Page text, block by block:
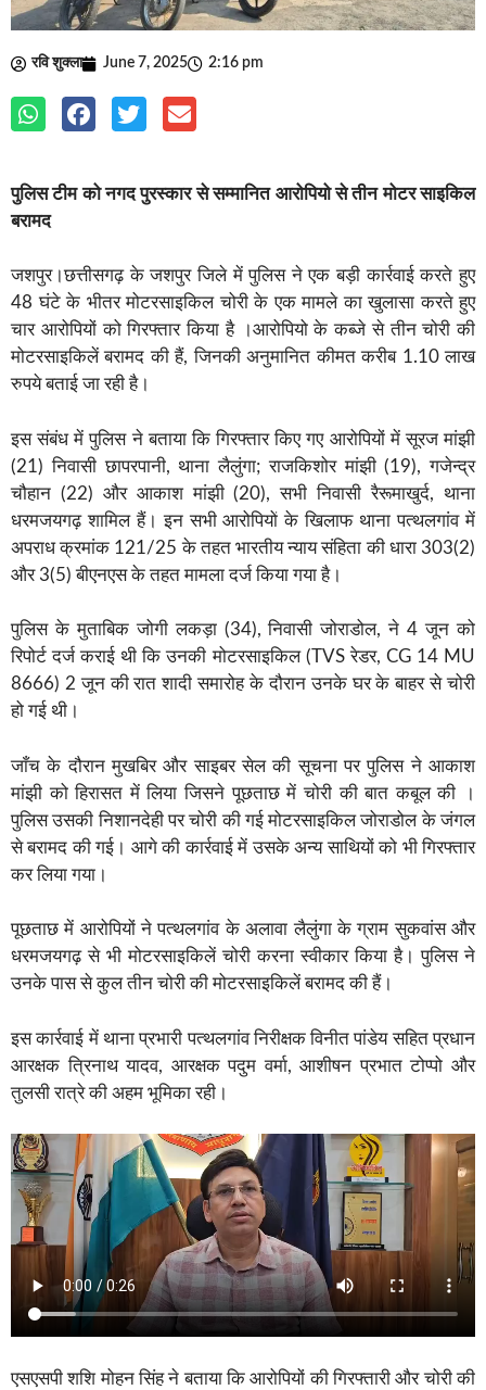
रवि शुक्ला June 7, 2025 2:16 pm
पुलिस टीम को नगद पुरस्कार से सम्मानित आरोपियो से तीन मोटर साइकिल
बरामद
जशपुर।छत्तीसगढ़ के जशपुर जिले में पुलिस ने एक बड़ी कार्रवाई करते हुए
48 घंटे के भीतर मोटरसाइकिल चोरी के एक मामले का खुलासा करते हुए
चार आरोपियों को गिरफ्तार किया है ।आरोपियो के कब्जे से तीन चोरी की
मोटरसाइकिलें बरामद की हैं, जिनकी अनुमानित कीमत करीब 1.10 लाख
रुपये बताई जा रही है।
इस संबंध में पुलिस ने बताया कि गिरफ्तार किए गए आरोपियों में सूरज मांझी
(21) निवासी छापरपानी, थाना लैलुंगा; राजकिशोर मांझी (19), गजेन्द्र
चौहान (22) और आकाश मांझी (20), सभी निवासी रैरूमाखुर्द, थाना
धरमजयगढ़ शामिल हैं। इन सभी आरोपियों के खिलाफ थाना पत्थलगांव में
अपराध क्रमांक 121/25 के तहत भारतीय न्याय संहिता की धारा 303(2)
और 3(5) बीएनएस के तहत मामला दर्ज किया गया है।
पुलिस के मुताबिक जोगी लकड़ा (34), निवासी जोराडोल, ने 4 जून को
रिपोर्ट दर्ज कराई थी कि उनकी मोटरसाइकिल (TVS रेडर, CG 14 MU
8666) 2 जून की रात शादी समारोह के दौरान उनके घर के बाहर से चोरी
हो गई थी।
जाँच के दौरान मुखबिर और साइबर सेल की सूचना पर पुलिस ने आकाश
मांझी को हिरासत में लिया जिसने पूछताछ में चोरी की बात कबूल की ।
पुलिस उसकी निशानदेही पर चोरी की गई मोटरसाइकिल जोराडोल के जंगल
से बरामद की गई। आगे की कार्रवाई में उसके अन्य साथियों को भी गिरफ्तार
कर लिया गया।
पूछताछ में आरोपियों ने पत्थलगांव के अलावा लैलुंगा के ग्राम सुकवांस और
धरमजयगढ़ से भी मोटरसाइकिलें चोरी करना स्वीकार किया है। पुलिस ने
उनके पास से कुल तीन चोरी की मोटरसाइकिलें बरामद की हैं।
इस कार्रवाई में थाना प्रभारी पत्थलगांव निरीक्षक विनीत पांडेय सहित प्रधान
आरक्षक त्रिनाथ यादव, आरक्षक पदुम वर्मा, आशीषन प्रभात टोप्पो और
तुलसी रात्रे की अहम भूमिका रही।
एसएसपी शशि मोहन सिंह ने बताया कि आरोपियों की गिरफ्तारी और चोरी की